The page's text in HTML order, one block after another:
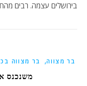
בירושלים עצמה. רבים
בר מצווה, בר מצווה
משנכנס